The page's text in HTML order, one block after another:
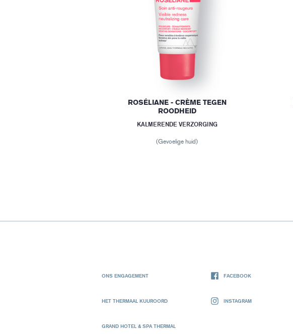
ROSÉLIANE - CRÈME TEGEN
ROODHEID
KALMERENDE VERZORGING
(Gevoelige huid)
ONS ENGAGEMENT
HET THERMAAL KUUROORD
GRAND HOTEL & SPA THERMAL
FACEBOOK
INSTAGRAM